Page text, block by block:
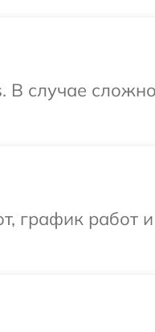
В случае
график работ